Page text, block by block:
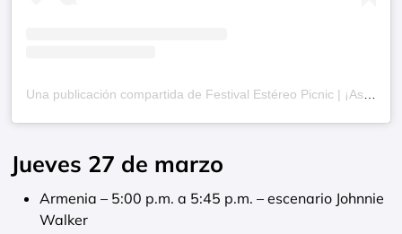
Jueves 27 de marzo
Armenia – 5:00 p.m. a 5:45 p.m. – escenario Johnnie
Walker